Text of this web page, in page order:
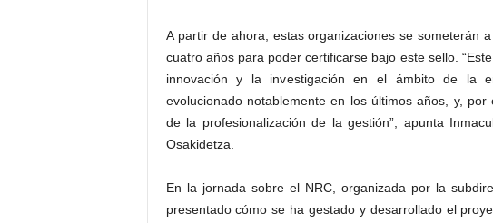
A partir de ahora, estas organizaciones se someterán
cuatro años para poder certificarse bajo este sello.
innovación y la investigación en el ámbito de la
evolucionado notablemente en los últimos años, y,
de la profesionalización de la gestión”, apunta
Osakidetza.
En la jornada sobre el NRC, organizada por la
presentado cómo se ha gestado y desarrollado el